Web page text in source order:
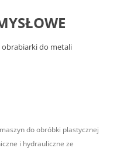
do metali
do obróbki plastycznej
i hydrauliczne ze